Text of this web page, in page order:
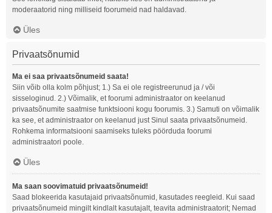
moderaatorid ning milliseid foorumeid nad haldavad.
Üles
Privaatsõnumid
Ma ei saa privaatsõnumeid saata!
Siin võib olla kolm põhjust; 1.) Sa ei ole registreerunud ja / või
sisseloginud. 2.) Võimalik, et foorumi administraator on keelanud
privaatsõnumite saatmise funktsiooni kogu foorumis. 3.) Samuti on võimalik
ka see, et administraator on keelanud just Sinul saata privaatsõnumeid.
Rohkema informatsiooni saamiseks tuleks pöörduda foorumi
administraatori poole.
Üles
Ma saan soovimatuid privaatsõnumeid!
Saad blokeerida kasutajaid privaatsõnumid, kasutades reegleid. Kui saad
privaatsõnumeid mingilt kindlalt kasutajalt, teavita administraatorit; Nemad